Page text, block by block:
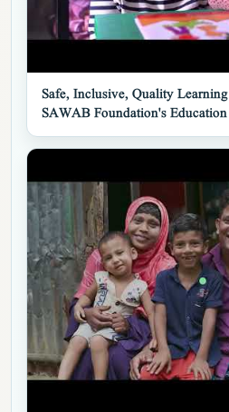
▶
Safe, Inclusive, Quality
SAWAB Foundation's